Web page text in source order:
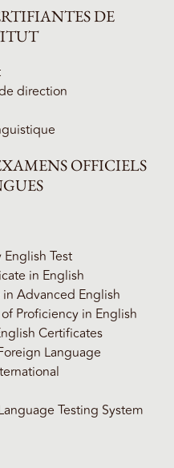
DE
direction
OFFICIELS
Test
in English
Advanced English
Proficiency in English
Certificates
Language
Testing System